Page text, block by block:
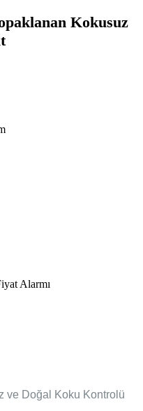
Kokusuz
Alarmı
ve Doğal Koku Kontrolü